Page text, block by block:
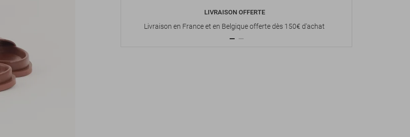
LIVRAISON OFFERTE
Livraison en France et en Belgique offerte dès 150€ d'achat